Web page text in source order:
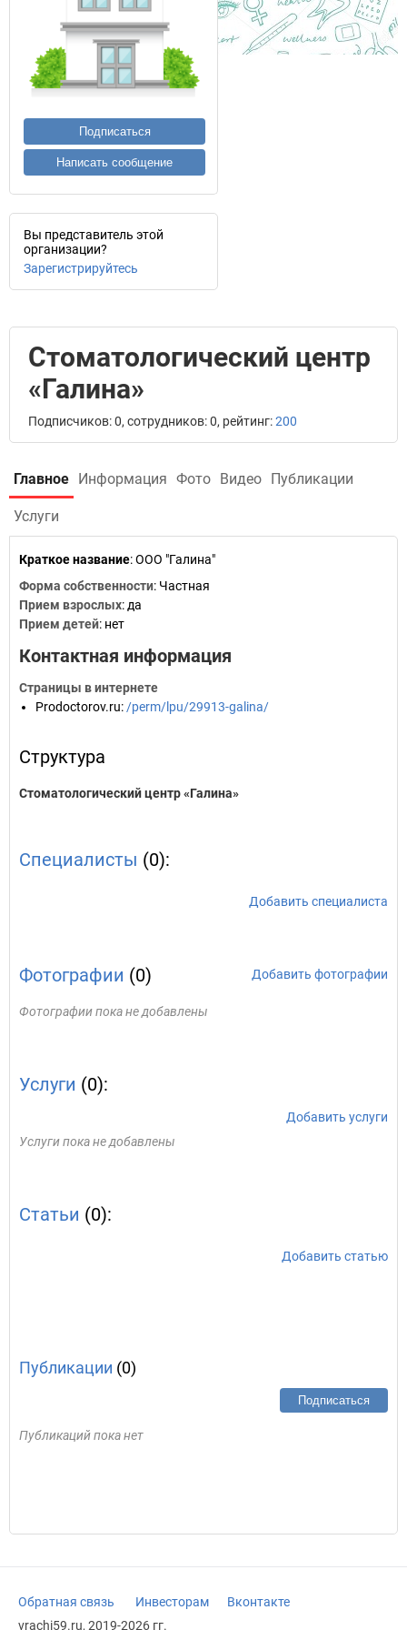
Подписаться
Написать сообщение
Вы представитель этой
организации?
Зарегистрируйтесь
Стоматологический центр
«Галина»
Подписчиков: 0, сотрудников: 0, рейтинг:200
Главное Информация Фото Видео Публикации
Услуги
Краткое название:ООО "Галина"
Форма собственности: Частная
Прием взрослых: да
Прием детей: нет
Контактная информация
Страницы в интернете
Prodoctorov.ru: /perm/lpu/29913-galina/
Структура
Стоматологический центр «Галина»
Специалисты (0):
Добавить специалиста
Фотографии (0) Добавить фотографии
Фотографии пока не добавлены
Услуги (0):
Добавить услуги
Услуги пока не добавлены
Статьи (0):
Добавить статью
Публикации (0)
Подписаться
Публикаций пока нет
Обратная связь Инвесторам
Вконтакте
vrachi59.ru, 2019-2026 гг.